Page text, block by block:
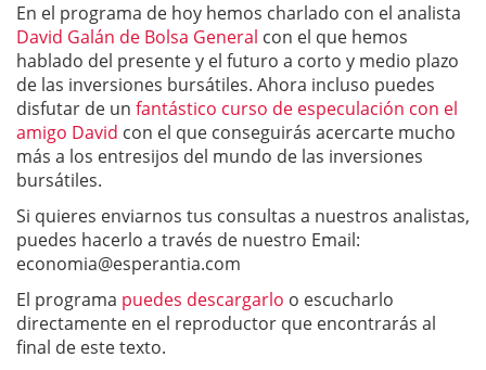
En el programa de hoy hemos charlado con el analista
David Galán de Bolsa General con el que hemos
hablado del presente y el futuro a corto y medio plazo
de las inversiones bursátiles. Ahora incluso puedes
disfutar de un fantástico curso de especulación con el
amigo David con el que conseguirás acercarte mucho
más a los entresijos del mundo de las inversiones
bursátiles.
Si quieres enviarnos tus consultas a nuestros analistas,
puedes hacerlo a través de nuestro Email:
economia@esperantia.com
El programa puedes descargarlo o escucharlo
directamente en el reproductor que encontrarás al
final de este texto.